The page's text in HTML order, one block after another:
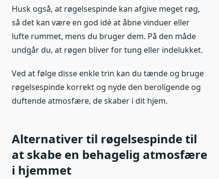
Husk også, at røgelsespinde kan afgive meget røg,
så det kan være en god idé at åbne vinduer eller
lufte rummet, mens du bruger dem. På den måde
undgår du, at røgen bliver for tung eller indelukket.
Ved at følge disse enkle trin kan du tænde og bruge
røgelsespinde korrekt og nyde den beroligende og
duftende atmosfære, de skaber i dit hjem.
Alternativer til røgelsespinde til
at skabe en behagelig atmosfære
i hjemmet